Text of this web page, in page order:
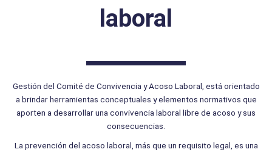
laboral
Gestión del Comité de Convivencia y Acoso Laboral, está orientado
a brindar herramientas conceptuales y elementos normativos que
aporten a desarrollar una convivencia laboral libre de acoso y sus
consecuencias.
La prevención del acoso laboral, más que un requisito legal, es una